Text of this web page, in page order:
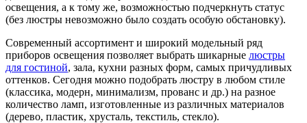
освещения, а к тому же, возможностью подчеркнуть статус
(без люстры невозможно было создать особую обстановку).
Современный ассортимент и широкий модельный ряд
приборов освещения позволяет выбрать шикарные люстры
для гостиной, зала, кухни разных форм, самых причудливых
оттенков. Сегодня можно подобрать люстру в любом стиле
(классика, модерн, минимализм, прованс и др.) на разное
количество ламп, изготовленные из различных материалов
(дерево, пластик, хрусталь, текстиль, стекло).